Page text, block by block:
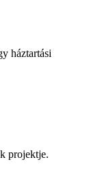
háztartási
projektje.